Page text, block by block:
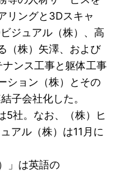
リングと3Dスキャ
ジュアル（株）、高
（株）矢澤、および
ンス工事と躯体工事
ション（株）とその
子会社化した。
5社。なお、（株）ヒ
アル（株）は11月に
」は英語の